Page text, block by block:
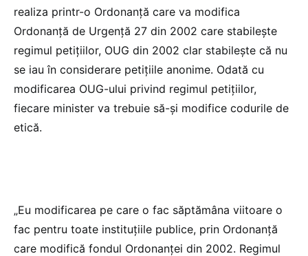
realiza printr-o Ordonanță care va modifica
Ordonanță de Urgență 27 din 2002 care stabilește
regimul petițiilor, OUG din 2002 clar stabilește că nu
se iau în considerare petițiile anonime. Odată cu
modificarea OUG-ului privind regimul petițiilor,
fiecare minister va trebuie să-și modifice codurile de
etică.
„Eu modificarea pe care o fac săptămâna viitoare o
fac pentru toate instituțiile publice, prin Ordonanță
care modifică fondul Ordonanței din 2002. Regimul